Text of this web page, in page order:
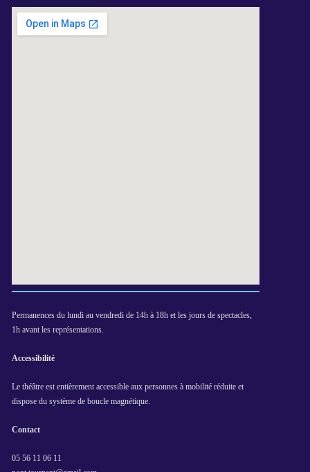
Permanences du lundi au vendredi de 14h à 18h et les jours de spectacles,
1h avant les représentations.
Accessibilité
Le théâtre est entièrement accessible aux personnes à mobilité réduite et
dispose du système de boucle magnétique.
Contact
05 56 11 06 11